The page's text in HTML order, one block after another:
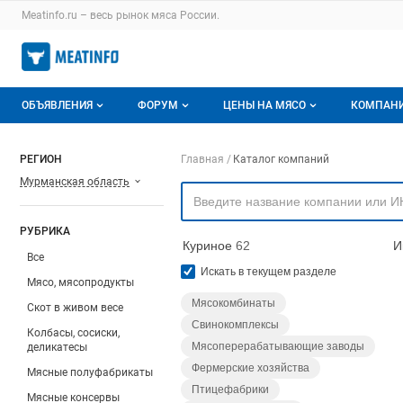
Раздел навигации по сайту meatinfo.ru
Meatinfo.ru – весь рынок мяса России.
Авторизация и меню пользователя
Навигация по разделам сайта meatinfo.ru
ОБЪЯВЛЕНИЯ
Горячее предложение
Заявки на покупку мяса
ФОРУМ
Избранные
С моим участием
ЦЕНЫ НА МЯСО
Актуальные мониторинги
Цены на мясо
Отзывы
Моя
РЕГИОН
Мурманская область
РУБРИКА
Все
Мясо, мясопродукты
Скот в живом весе
Колбасы, сосиски,
деликатесы
Мясные полуфабрикаты
Мясные консервы
Навигация по
Главная Каталог компаний
Куриное 62
Искать в текущем разделе
Мясокомбинаты
Свинокомплексы
Мясоперерабатывающие заводы
Фермерские хозяйства
Птицефабрики